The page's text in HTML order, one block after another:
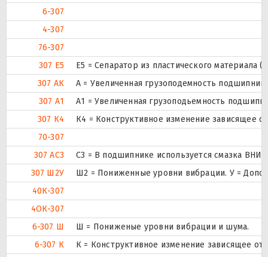
6-307
4-307
76-307
307 Е5
Е5 = Сепаратор из пластического материала
307 АК
А = Увеличенная грузоподемность
307 А1
А1 = Увеличенная грузоподьемность
307 К4
К4 = Конструктивное изменение зависящее
70-307
307 АС3
С3 = В подшипнике используется смазка
307 Ш2У
Ш2 = Пониженные уровни вибрации. У =
40К-307
4ОК-307
6-307 Ш
Ш = Пониженые уровни вибрации и шума.
6-307 К
К = Конструктивное изменение зависящее от